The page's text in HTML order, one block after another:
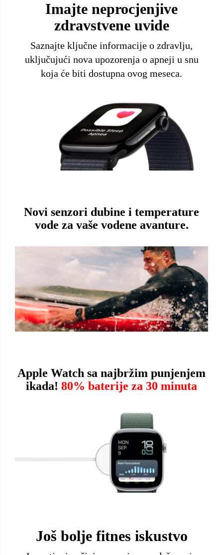
Imajte neprocjenjive
zdravstvene uvide
Saznajte ključne informacije o zdravlju,
uključujući nova upozorenja o apneji u snu
koja će biti dostupna ovog meseca.
Novi senzori dubine i temperature
vode za vaše vodene avanture.
Apple Watch sa najbržim punjenjem
ikada! 80% baterije za 30 minuta
Još bolje fitnes iskustvo